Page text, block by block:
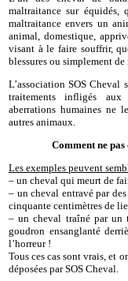
maltraitance sur équidés,
maltraitance envers un
animal, domestique,
visant à le faire souffrir,
blessures ou simplement
L’association SOS
traitements infligés aux
aberrations humaines ne
autres animaux.
Comment ne
Les exemples peuvent
– un cheval qui meurt de
– un cheval entravé par
cinquante centimètres de
– un cheval traîné par un
goudron ensanglanté
l’horreur !
Tous ces cas sont vrais, et
déposées par SOS Cheval.